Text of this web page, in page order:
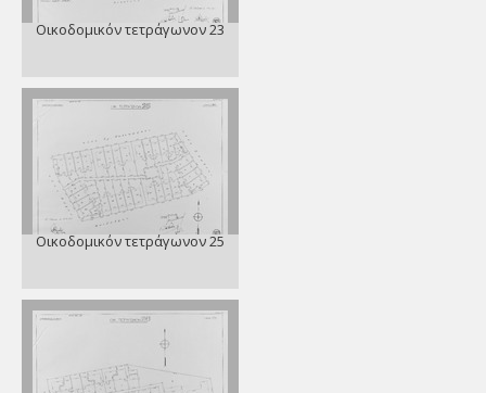
Οικοδομικόν τετράγωνον 23
Οικοδομικόν τετράγωνον 25